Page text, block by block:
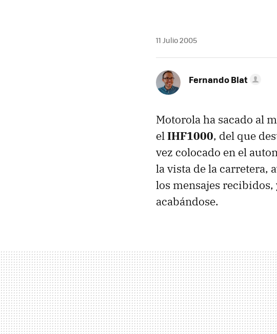
11 Julio 2005
Fernando Blat
Motorola ha sacado al
elIHF1000, del que
vez colocado en el
la vista de la carretera,
los mensajes recibidos,
acabándose.